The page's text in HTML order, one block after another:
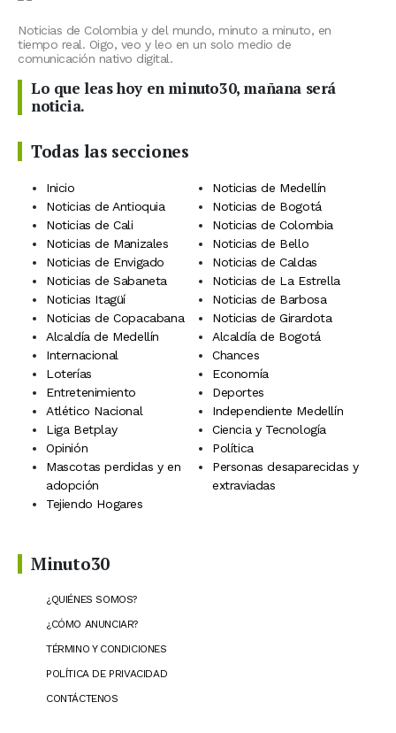
Noticias de Colombia y del mundo, minuto a minuto, en
tiempo real. Oigo, veo y leo en un solo medio de
comunicación nativo digital.
Lo que leas hoy en minuto30, mañana será
noticia.
Todas las secciones
Inicio
Noticias de Medellín
Noticias de Antioquia
Noticias de Bogotá
Noticias de Cali
Noticias de Colombia
Noticias de Manizales
Noticias de Bello
Noticias de Envigado
Noticias de Caldas
Noticias de Sabaneta
Noticias de La Estrella
Noticias Itagüí
Noticias de Barbosa
Noticias de Copacabana
Noticias de Girardota
Alcaldía de Medellín
Alcaldía de Bogotá
Internacional
Chances
Loterías
Economía
Entretenimiento
Deportes
Atlético Nacional
Independiente Medellín
Liga Betplay
Ciencia y Tecnología
Opinión
Política
Mascotas perdidas y en
adopción
Personas desaparecidas y
extraviadas
Tejiendo Hogares
Minuto30
¿QUIÉNES SOMOS?
¿CÓMO ANUNCIAR?
TÉRMINO Y CONDICIONES
POLÍTICA DE PRIVACIDAD
CONTÁCTENOS